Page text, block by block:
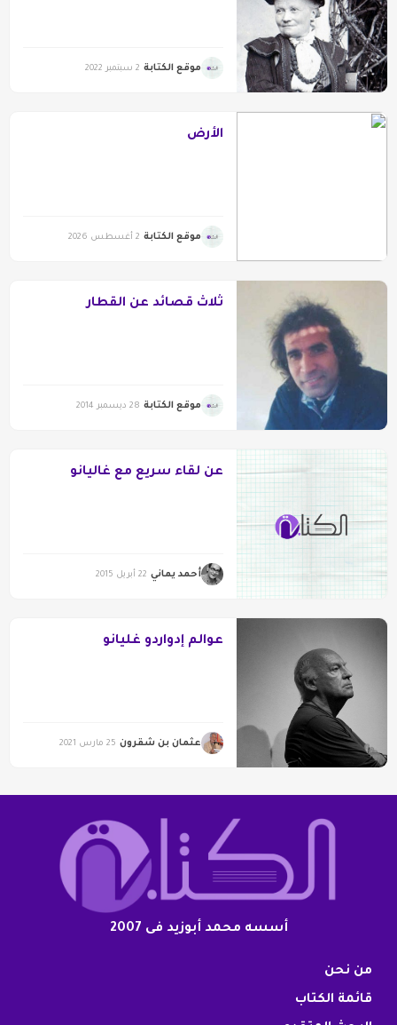
موقع الكتابة 2 سبتمبر 2022
الأرض
موقع الكتابة 2 أغسطس 2026
ثلاث قصائد عن القطار
موقع الكتابة 28 ديسمبر 2014
عن لقاء سريع مع غاليانو
أحمد يماني 22 أبريل 2015
عوالم إدواردو غليانو
عثمان بن شقرون 25 مارس 2021
أسسه محمد أبوزيد فى 2007
من نحن
قائمة الكتاب